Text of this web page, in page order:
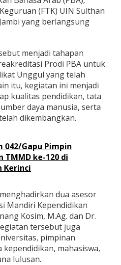
(FTK) UIN Sulthan
yang berlangsung
menjadi tahapan
Prodi PBA untuk
Unggul yang telah
itu, kegiatan ini menjadi
kualitas pendidikan, tata
daya manusia, serta
dikembangkan.
042/Gapu Pimpin
TMMD ke-120 di
Kerinci
dua asesor
Mandiri Kependidikan
Kosim, M.Ag. dan Dr.
tersebut juga
pimpinan
mahasiswa,
lulusan.